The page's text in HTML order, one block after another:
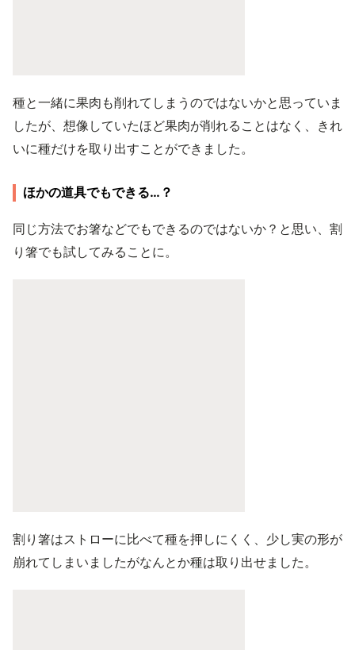
種と一緒に果肉も削れてしまうのではないかと思っていま
したが、想像していたほど果肉が削れることはなく、きれ
いに種だけを取り出すことができました。
ほかの道具でもできる…？
同じ方法でお箸などでもできるのではないか？と思い、割
り箸でも試してみることに。
割り箸はストローに比べて種を押しにくく、少し実の形が
崩れてしまいましたがなんとか種は取り出せました。